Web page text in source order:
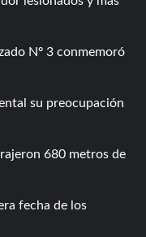
Nº 3 conmemoró
su preocupación
680 metros de
fecha de los